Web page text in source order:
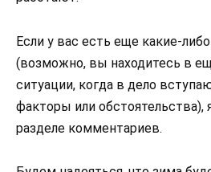
Если у вас есть еще какие-
(возможно, вы находитесь в
ситуации, когда в дело
факторы или обстоятельства),
разделе комментариев.